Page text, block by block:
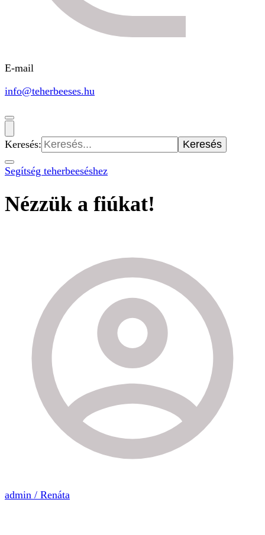
E-mail
info@teherbeeses.hu
Keresés:
Segítség teherbeeséshez
Nézzük a fiúkat!
admin / Renáta